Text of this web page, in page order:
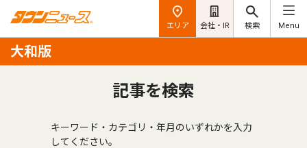
エリア 会社・IR 検索 Menu
大和版
記事を検索
キーワード・カテゴリ・年月のいずれかを入力
してください。